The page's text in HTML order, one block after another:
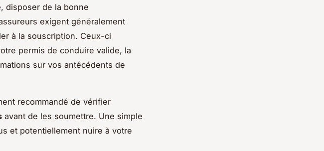
, disposer de la bonne
exigent généralement
à la souscription. Ceux-ci
permis de conduire valide, la
sur vos antécédents de
recommandé de vérifier
avant de les soumettre. Une simple
et potentiellement nuire à votre